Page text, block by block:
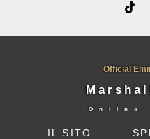
Official
IL SITO